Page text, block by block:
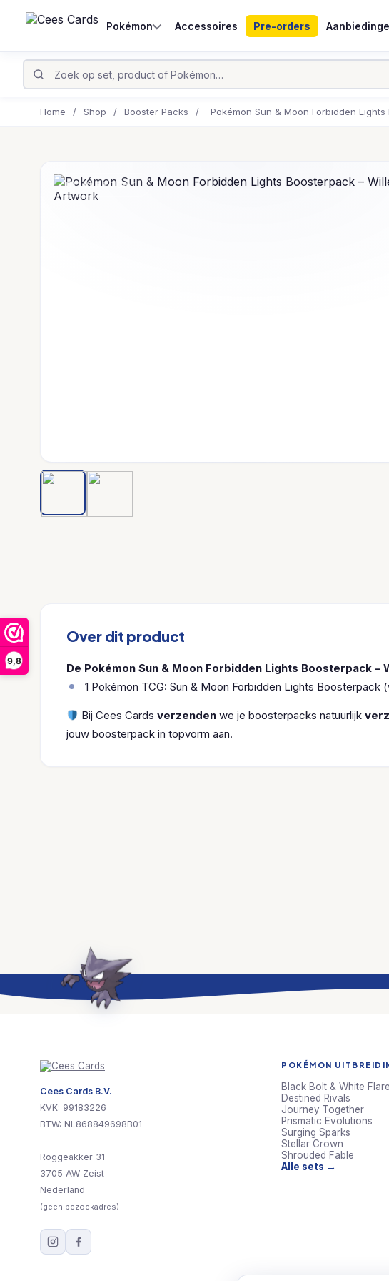
9,8
Pokémon Accessoires Pre-orders
Home / Shop / Booster Packs / Pokémon Sun & Moon Forbidden
UITVERKOCHT
Over dit product
De Pokémon Sun & Moon Forbidden Lights Boosterpack
1 Pokémon TCG: Sun & Moon Forbidden Lights Boosterpack
Bij Cees Cardsverzenden we je boosterpacks natuurlijk
jouw boosterpack in topvorm aan.
Cees Cards B.V.
KVK: 99183226
BTW: NL868849698B01
Roggeakker 31
3705 AW Zeist
Nederland
(geen bezoekadres)
POKÉMON
Black Bolt & White Flare
Destined Rivals
Journey Together
Prismatic Evolutions
Surging Sparks
Stellar Crown
Shrouded Fable
Alle sets →